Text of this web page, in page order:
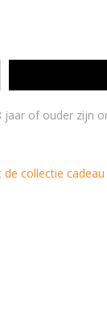
de collectie